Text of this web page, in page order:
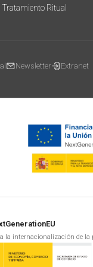
Ritual
Newsletter Extranet
la internacionalización de la